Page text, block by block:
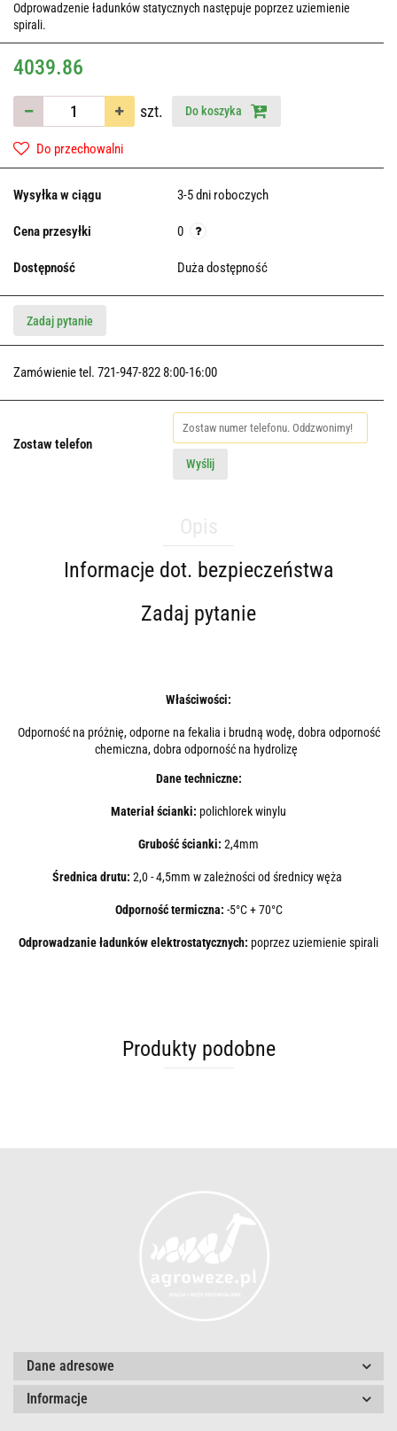
Odprowadzenie ładunków statycznych następuje poprzez uziemienie
spirali.
4039.86
szt. Do koszyka
Do przechowalni
Wysyłka w ciągu 3-5 dni roboczych
Cena przesyłki 0
Dostępność Duża dostępność
Zadaj pytanie
Zamówienie tel. 721-947-822 8:00-16:00
Zostaw telefon
Wyślij
Informacje dot. bezpieczeństwa
Zadaj pytanie
Właściwości:
Odporność na próżnię, odporne na fekalia i brudną wodę, dobra odporność
chemiczna, dobra odporność na hydrolizę
Dane techniczne:
Materiał ścianki: polichlorek winylu
Grubość ścianki: 2,4mm
Średnica drutu: 2,0 - 4,5mm w zależności od średnicy węża
Odporność termiczna: -5°C + 70°C
Odprowadzanie ładunków elektrostatycznych: poprzez uziemienie spirali
Produkty podobne
Dane adresowe
Informacje